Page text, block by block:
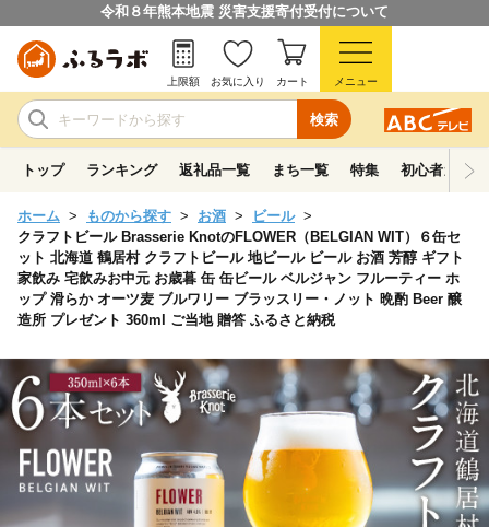
令和８年熊本地震 災害支援寄付受付について
検索
上限額 お気に入り カート メニュー
トップ ランキング 返礼品一覧 まち一覧 特集 初心者ガイド
ホーム ものから探す お酒
ビール
クラフトビール Brasserie KnotのFLOWER（BELGIAN WIT）６缶セ
ット 北海道 鶴居村 クラフトビール 地ビール ビール お酒 芳醇 ギフト
家飲み 宅飲みお中元 お歳暮 缶 缶ビール ベルジャン フルーティー ホ
ップ 滑らか オーツ麦 ブルワリー ブラッスリー・ノット 晩酌 Beer 醸
造所 プレゼント 360ml ご当地 贈答 ふるさと納税